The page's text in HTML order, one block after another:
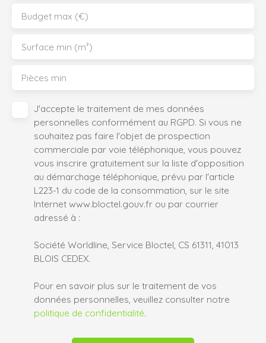
Budget max (€)
Surface min (m²)
Pièces min
J'accepte le traitement de mes données
personnelles conformément au RGPD. Si vous ne
souhaitez pas faire l'objet de prospection
commerciale par voie téléphonique, vous pouvez
vous inscrire gratuitement sur la liste d'opposition
au démarchage téléphonique, prévu par l'article
L223-1 du code de la consommation, sur le site
Internet www.bloctel.gouv.fr ou par courrier
adressé à :
Société Worldline, Service Bloctel, CS 61311, 41013
BLOIS CEDEX.
Pour en savoir plus sur le traitement de vos
données personnelles, veuillez consulter notre
politique de confidentialité.